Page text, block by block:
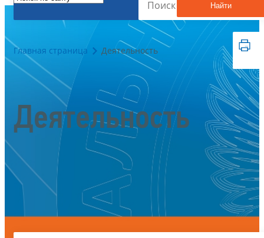
Найти
Главная страница Деятельность
Деятельность